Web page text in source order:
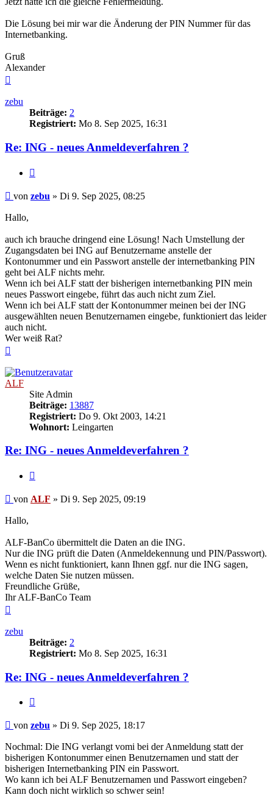
Die Lösung bei mir war die Änderung der PIN Nummer für das
Internetbanking.
Gruß
Alexander
zebu
Beiträge: 2
Registriert: Mo 8. Sep 2025, 16:31
Re: ING - neues Anmeldeverfahren ?
Beitrag
von zebu » Di 9. Sep 2025, 08:25
Hallo,
auch ich brauche dringend eine Lösung! Nach Umstellung der
Zugangsdaten bei ING auf Benutzername anstelle der
Kontonummer und ein Passwort anstelle der internetbanking PIN
geht bei ALF nichts mehr.
Wenn ich bei ALF statt der bisherigen internetbanking PIN mein
neues Passwort eingebe, führt das auch nicht zum Ziel.
Wenn ich bei ALF statt der Kontonummer meinen bei der ING
ausgewählten neuen Benutzernamen eingebe, funktioniert das leider
auch nicht.
Wer weiß Rat?
ALF
Site Admin
Beiträge: 13887
Registriert: Do 9. Okt 2003, 14:21
Wohnort: Leingarten
Re: ING - neues Anmeldeverfahren ?
Beitrag
von ALF » Di 9. Sep 2025, 09:19
Hallo,
ALF-BanCo übermittelt die Daten an die ING.
Nur die ING prüft die Daten (Anmeldekennung und PIN/Passwort).
Wenn es nicht funktioniert, kann Ihnen ggf. nur die ING sagen,
welche Daten Sie nutzen müssen.
Freundliche Grüße,
Ihr ALF-BanCo Team
zebu
Beiträge: 2
Registriert: Mo 8. Sep 2025, 16:31
Re: ING - neues Anmeldeverfahren ?
Beitrag
von zebu » Di 9. Sep 2025, 18:17
Nochmal: Die ING verlangt vomi bei der Anmeldung statt der
bisherigen Kontonummer einen Benutzernamen und statt der
bisherigen Internetbanking PIN ein Passwort.
Wo kann ich bei ALF Benutzernamen und Passwort eingeben?
Kann doch nicht wirklich so schwer sein!